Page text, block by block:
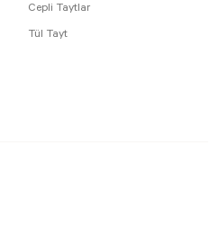
Cepli Taytlar
Tül Tayt